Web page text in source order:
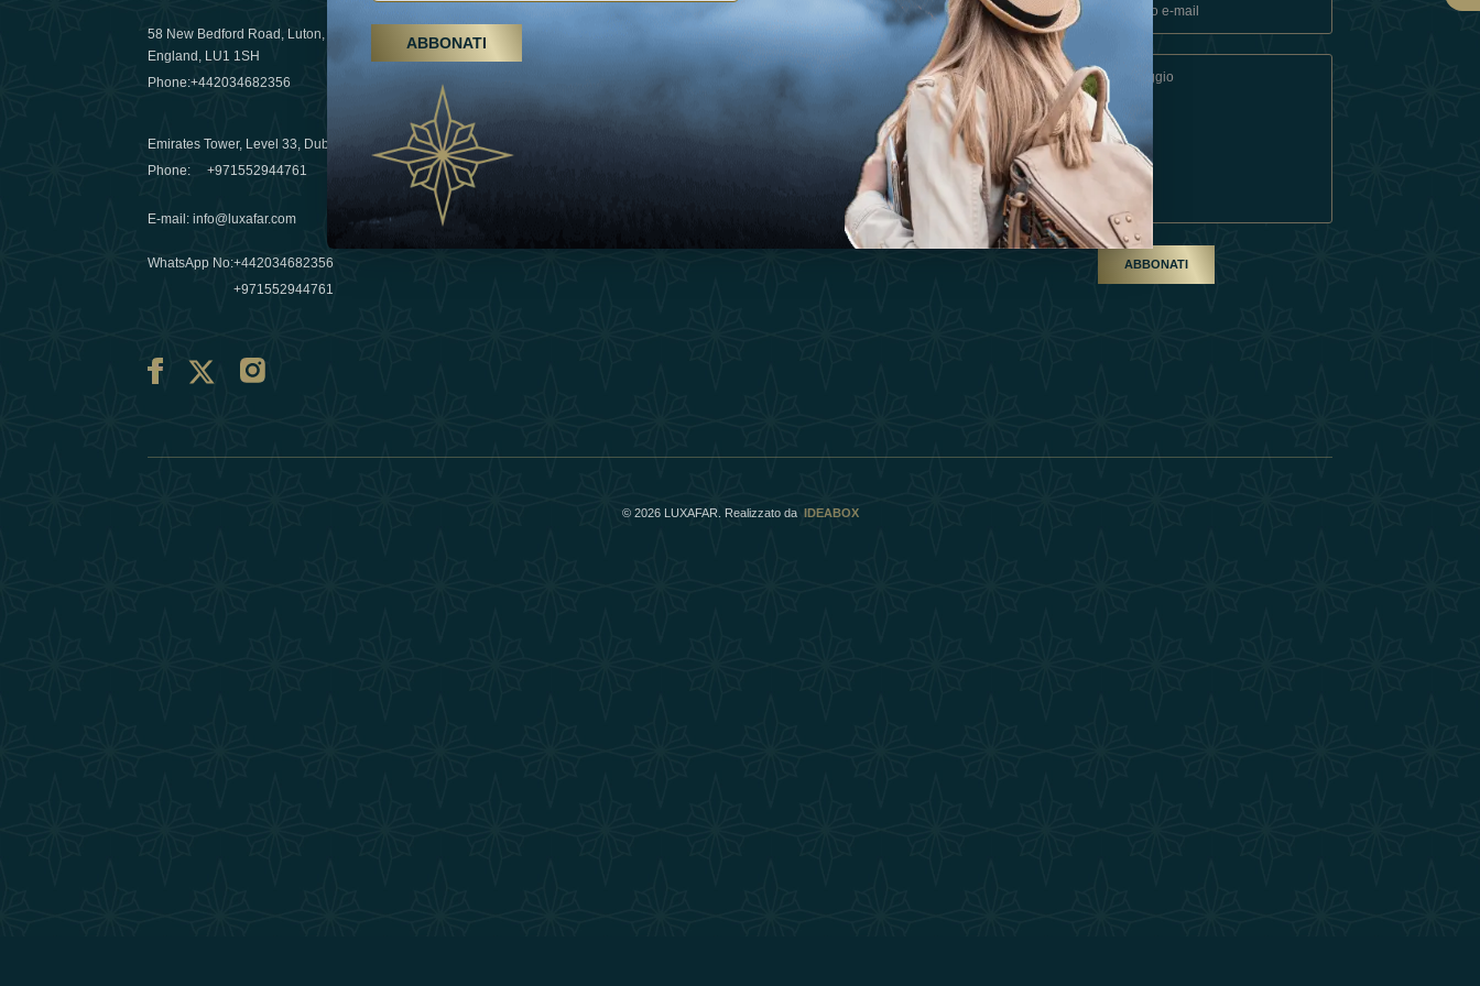
58 New Bedford Road, Luton,
England, LU1 1SH
Phone:+442034682356
Emirates Tower, Level 33, Dubai, UAE
Phone:+971552944761
E-mail :info@luxafar.com
WhatsApp No:+442034682356
+971552944761
Escursioni, trattamenti termali e yoga, gli
Emirati Arabi Uniti crescono come
destinazione del benessere
03 April 2025
Évasions hivernales pour les voyageurs des
Émirats: refinir le voyage de luxe
10 March 2025
Esperienza
Termini E Condizioni
Diventa Un Partner
Our Team
ABBONATI
© 2026 LUXAFAR. Realizzato da IDEABOX
ABBONATI